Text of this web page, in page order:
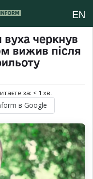
EN
вуха черкнув
вижив після
за: < 1 хв.
в Google